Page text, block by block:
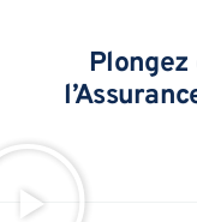
Plongez